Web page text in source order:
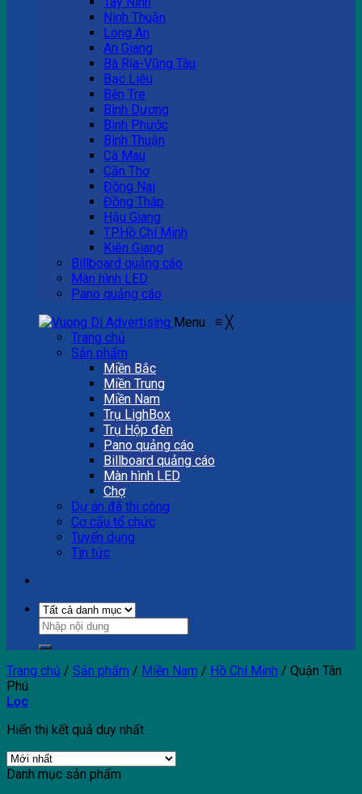
Ninh Thuận
Long An
An Giang
Bà Rịa-Vũng Tàu
Bạc Liêu
Bến Tre
Bình Dương
Bình Phước
Bình Thuận
Cà Mau
Cần Thơ
Đồng Nai
Đồng Tháp
Hậu Giang
TP.Hồ Chí Minh
Kiên Giang
Billboard quảng cáo
Màn hình LED
Pano quảng cáo
Menu ≡ ╳
Trang chủ
Sản phẩm
Miền Bắc
Miền Trung
Miền Nam
Trụ LighBox
Trụ Hộp đèn
Pano quảng cáo
Billboard quảng cáo
Màn hình LED
Chợ
Dự án đã thi công
Cơ cấu tổ chức
Tuyển dụng
Tin tức
Trang chủ / Sản phẩm / Miền Nam / Hồ Chí Minh / Quận Tân
Phú
Lọc
Hiển thị kết quả duy nhất
Danh mục sản phẩm